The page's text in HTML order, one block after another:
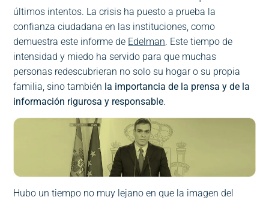
últimos intentos. La crisis ha puesto a prueba la
confianza ciudadana en las instituciones, como
demuestra este informe de Edelman. Este tiempo de
intensidad y miedo ha servido para que muchas
personas redescubrieran no solo su hogar o su propia
familia, sino también la importancia de la prensa y de la
información rigurosa y responsable.
Hubo un tiempo no muy lejano en que la imagen del